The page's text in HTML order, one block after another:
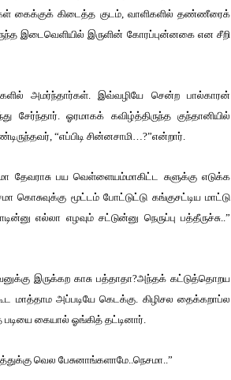
கைக்குக் கிடைத்த குடம், வாளிகளில் தண்ணீரைக்
இடைவெளியில் இருளின் கோரப்புன்னகை என சீறி
அமர்ந்தார்கள். இவ்வழியே சென்ற பால்காரன்
ஓரமாகக் கவிழ்த்திருந்த குந்தானியில்
“எப்பிடி சின்னசாமி…?”என்றார்.
தேவராசு பய வெள்ளையம்மாகிட்ட சுளுக்கு எடுக்க
கொசுவுக்கு மூட்டம் போட்டுட்டு கங்குசட்டிய மாட்டு
எல்லா எழவும் சட்டுன்னு நெருப்பு பத்தீருச்சு..”
இருக்கற காசு பத்தாதா?அந்தக் கட்டுத்தொறய
மாத்தாம அப்படியே கெடக்கு. கிழிசல தைக்கறாப்ல
படியை கையால் ஓங்கித் தட்டினார்.
வெல பேசுனாங்களாமே..நெசமா..”